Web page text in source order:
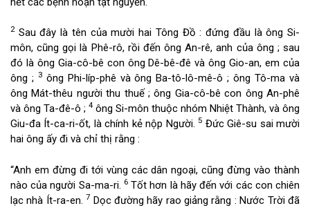
2Sau đây là tên của mười hai Tông Đồ : đứng đầu là ông Si-
môn, cũng gọi là Phê-rô, rồi đến ông An-rê, anh của ông ; sau
đó là ông Gia-cô-bê con ông Dê-bê-đê và ông Gio-an, em của
ông ;
3ông Phi-líp-phê và ông Ba-tô-lô-mê-ô ; ông Tô-ma và
ông Mát-thêu người thu thuế ; ông Gia-cô-bê con ông An-phê
và ông Ta-đê-ô ; 4 ông Si-môn thuộc nhóm Nhiệt Thành, và ông
Giu-đa Ít-ca-ri-ốt, là chính kẻ nộp Người. 5 Đức Giê-su sai mười
hai ông ấy đi và chỉ thị rằng :
“Anh em đừng đi tới vùng các dân ngoại, cũng đừng vào thành
nào của người Sa-ma-ri. 6Tốt hơn là hãy đến với các con chiên
lạc nhà Ít-ra-en. 7 Dọc đường hãy rao giảng rằng : Nước Trời đã